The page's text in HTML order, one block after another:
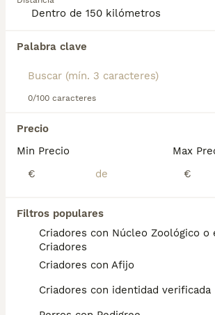
Palabra clave
0/100 caracteres
Precio
Min Precio
€
Max
€
Filtros populares
Criadores con Núcleo Zoológico o
Criadores
Criadores con Afijo
Criadores con identidad verificada
perro.
Encontramos 0 Alaskan
Si deseas exactamente esta
búsqueda y espera el resultado
Preguntas frecuentes
¿Cuánto cuesta un
de Alaskan Malamute?
El coste medio de un cachorro de
Malamute en España es de
aproximadamente 846€, aunque
pueden variar según factores